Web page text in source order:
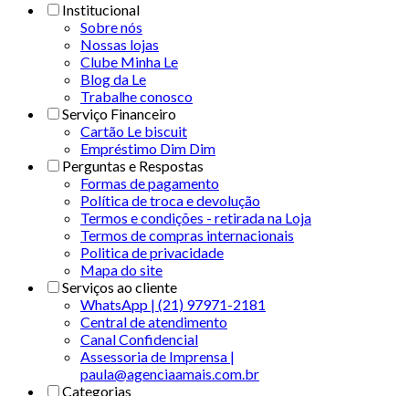
Institucional
Sobre nós
Nossas lojas
Clube Minha Le
Blog da Le
Trabalhe conosco
Serviço Financeiro
Cartão Le biscuit
Empréstimo Dim Dim
Perguntas e Respostas
Formas de pagamento
Política de troca e devolução
Termos e condições - retirada na Loja
Termos de compras internacionais
Politica de privacidade
Mapa do site
Serviços ao cliente
WhatsApp | (21) 97971-2181
Central de atendimento
Canal Confidencial
Assessoria de Imprensa |
paula@agenciaamais.com.br
Categorias